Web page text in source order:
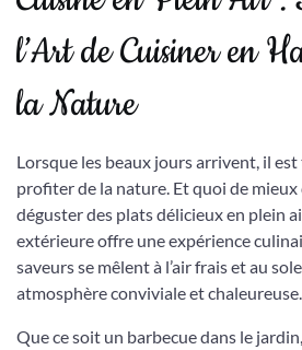
l’Art de Cuisiner en
la Nature
Lorsque les beaux jours arrivent, il
profiter de la nature. Et quoi de
déguster des plats délicieux en plein
extérieure offre une expérience
saveurs se mêlent à l’air frais et au
atmosphère conviviale et chaleureuse.
Que ce soit un barbecue dans le